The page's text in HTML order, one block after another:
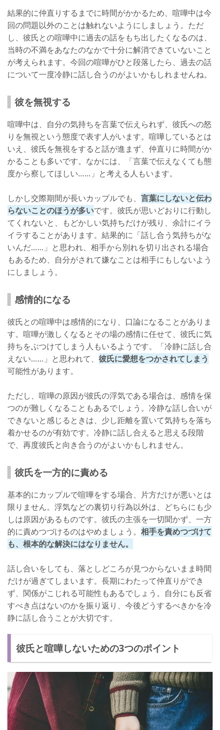
結果的に仲直りするまでに時間がかかるため、喧嘩中は今
回の問題以外のことは触れないようにしましょう。ただ
し、彼氏との喧嘩中に過去の話をもち出したくなるのは、
当時の不満をあなたのなかで十分に解消できていないこと
が考えられます。今回の喧嘩がひと段落したら、過去の話
について一度冷静に話し合うのがよいかもしれませんね。
彼を無視する
喧嘩中は、自分の気持ちを言葉で伝えられず、彼氏への怒
りを無視という態度で表す人がいます。喧嘩しているとは
いえ、彼氏を無視をすると話が進まず、仲直りに時間がか
かることも多いです。なかには、「言葉で伝えなくても態
度から察してほしい……」と考える人もいます。
しかし交際期間が長いカップルでも、 言葉にしないと伝わ
らないことのほうが多いです。彼氏が思いどおりに行動し
てくれないと、もどかしい気持ちだけが残り、余計にイラ
イラすることがあります。結果的に「話し合う気持ちがな
いんだ……」と思われ、相手から別れを切り出される場合
もあるため、自分がされて嫌なことは相手にもしないよう
にしましょう。
感情的になる
彼氏との喧嘩中は感情的になり、口論になることがありま
す。喧嘩が激しくなるとその場の感情に任せて、彼氏に気
持ちをぶつけてしまう人もいるようです。「冷静に話し合
えない……」と思われて、 彼氏に愛想をつかされてしまう
可能性があります。
ただし、喧嘩の原因が彼氏の浮気である場合は、感情を保
つのが難しくなることもあるでしょう。冷静な話し合いが
できないと感じるときは、少し距離を置いて気持ちを落ち
着かせるのが有効です。冷静に話し合えると思える段階
で、再度彼氏と向き合うのがよいかもしれません。
彼氏を一方的に責める
基本的にカップルで喧嘩をする場合、片方だけが悪いとは
限りません。浮気などの裏切り行為以外は、どちらにも少
しは原因があるものです。彼氏の主張を一切聞かず、一方
的に責めつづけるのはやめましょう。 相手を責めつづけて
も、根本的な解決にはなりません。
話し合いをしても、落としどころが見つからないまま時間
だけが過ぎてしまいます。長期にわたって仲直りができ
ず、関係がこじれる可能性もあるでしょう。自分にも反省
すべき点はないのかを振り返り、今後どうするべきかを冷
静に話し合うことが大切です。
彼氏と喧嘩しないための3つのポイント